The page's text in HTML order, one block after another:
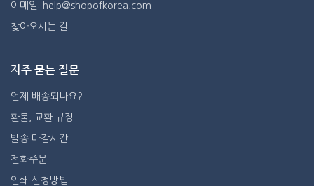
이메일: help@shopofkorea.com
찾아오시는 길
자주 묻는 질문
언제 배송되나요?
환불, 교환 규정
발송 마감시간
전화주문
인쇄 신청방법